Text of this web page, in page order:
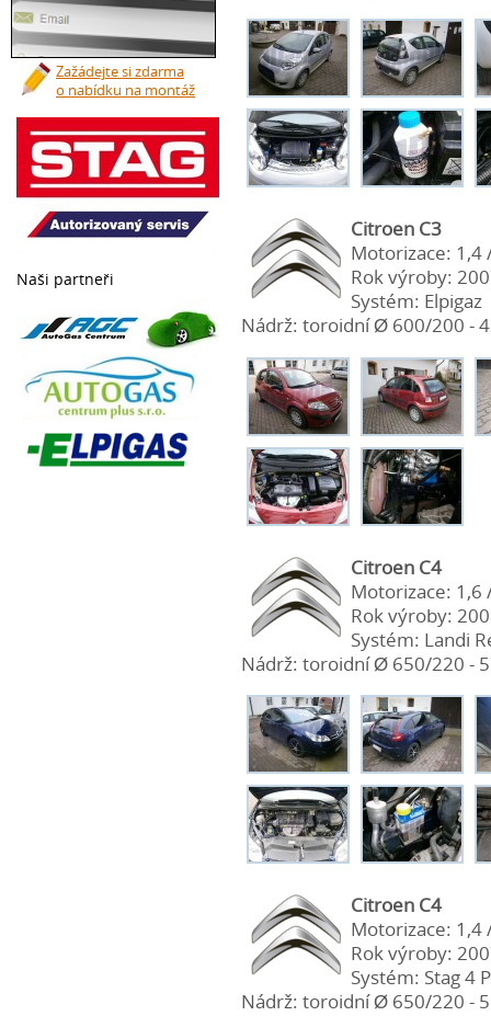
Citroen C3
Motorizace: 1,4
Rok výroby:
Systém: Elpigaz
Nádrž: toroidní Ø 600/200 -
Citroen C4
Motorizace: 1,6
Rok výroby:
Systém: Landi
Nádrž: toroidní Ø 650/220 -
Citroen C4
Motorizace: 1,4
Rok výroby:
Systém: Stag 4
Nádrž: toroidní Ø 650/220 -
Zažádejte si zdarma
o nabídku na montáž
Naši partneři